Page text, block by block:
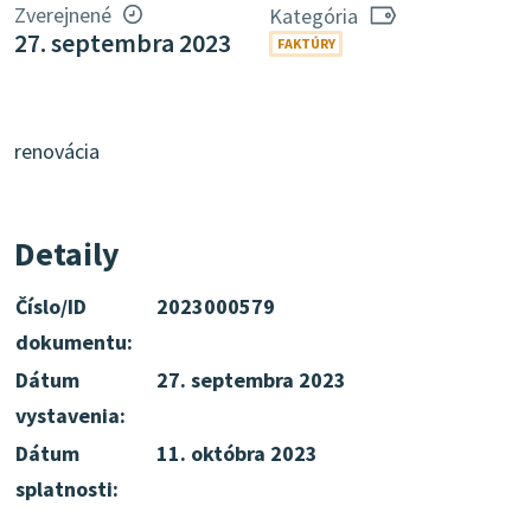
Zverejnené
27. septembra 2023
Kategória
FAKTÚRY
renovácia
Detaily
Číslo/ID
dokumentu:
2023000579
Dátum
vystavenia:
27. septembra 2023
Dátum
splatnosti:
11. októbra 2023